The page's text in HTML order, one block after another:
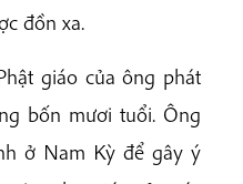
đồn xa.
giáo của ông phát
bốn mươi tuổi. Ông
ở Nam Kỳ để gây ý